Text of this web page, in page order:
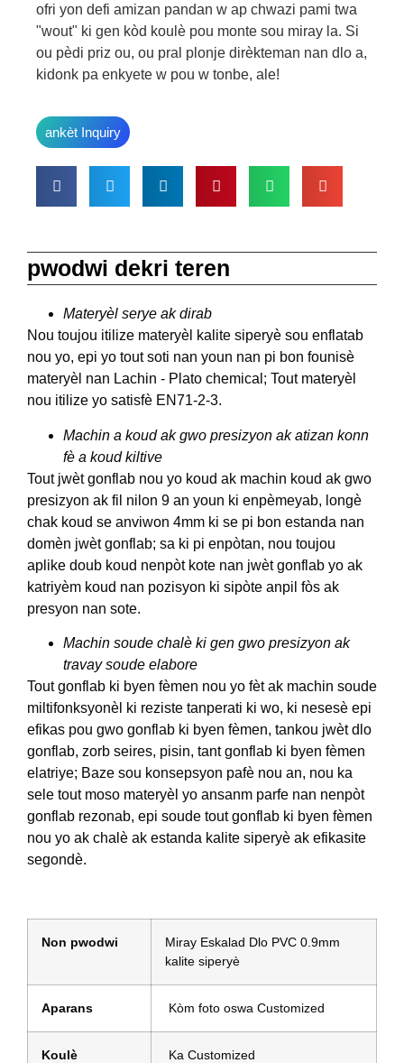
ofri yon defi amizan pandan w ap chwazi pami twa
"wout" ki gen kòd koulè pou monte sou miray la. Si
ou pèdi priz ou, ou pral plonje dirèkteman nan dlo a,
kidonk pa enkyete w pou w tonbe, ale!
ankèt Inquiry
pwodwi dekri teren
Materyèl serye ak dirab
Nou toujou itilize materyèl kalite siperyè sou enflatab
nou yo, epi yo tout soti nan youn nan pi bon founisè
materyèl nan Lachin - Plato chemical; Tout materyèl
nou itilize yo satisfè EN71-2-3.
Machin a koud ak gwo presizyon ak atizan konn
fè a koud kiltive
Tout jwèt gonflab nou yo koud ak machin koud ak gwo
presizyon ak fil nilon 9 an youn ki enpèmeyab, longè
chak koud se anviwon 4mm ki se pi bon estanda nan
domèn jwèt gonflab; sa ki pi enpòtan, nou toujou
aplike doub koud nenpòt kote nan jwèt gonflab yo ak
katriyèm koud nan pozisyon ki sipòte anpil fòs ak
presyon nan sote.
Machin soude chalè ki gen gwo presizyon ak
travay soude elabore
Tout gonflab ki byen fèmen nou yo fèt ak machin soude
miltifonksyonèl ki reziste tanperati ki wo, ki nesesè epi
efikas pou gwo gonflab ki byen fèmen, tankou jwèt dlo
gonflab, zorb seires, pisin, tant gonflab ki byen fèmen
elatriye; Baze sou konsepsyon pafè nou an, nou ka
sele tout moso materyèl yo ansanm parfe nan nenpòt
gonflab rezonab, epi soude tout gonflab ki byen fèmen
nou yo ak chalè ak estanda kalite siperyè ak efikasite
segondè.
Non pwodwi
Miray Eskalad Dlo PVC 0.9mm
kalite siperyè
Aparans Kòm foto oswa Customized
Koulè Ka Customized